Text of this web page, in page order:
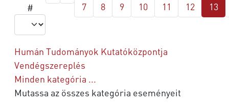
#
7 8 9 10 11 12 13
Humán Tudományok Kutatóközpontja
Vendégszereplés
Minden kategória ...
Mutassa az összes kategória eseményeit